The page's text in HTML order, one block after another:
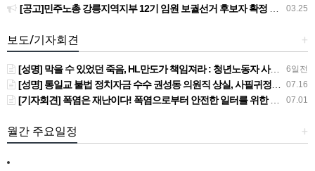
03.25
[공고]민주노총 강릉지역지부 12기 임원 보궐선거 후보자 확정 공고
+
보도/기자회견
6일전
[성명] 막을 수 있었던 죽음, HL만도가 책임져라 : 청년노동자 사망사고의 철저한 진상규명과 재발방지 대책 마련하라
07.16
[성명] 통일교 불법 정치자금 수수 권성동 의원직 상실, 사필귀정이다
07.01
[기자회견] 폭염은 재난이다! 폭염으로부터 안전한 일터를 위한 민주노총 강원지역본부 폭염감시단 선포 기자회견
+
월간 주요일정